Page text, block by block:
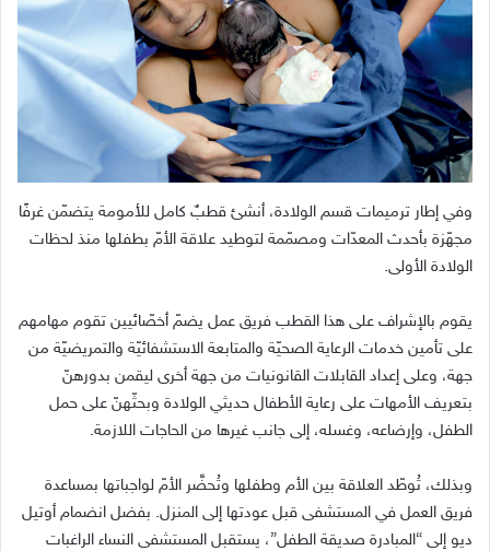
وفي إطار ترميمات قسم الولادة، أنشئ قطبٌ كامل للأمومة يتضمّن غرفًا
مجهّزة بأحدث المعدّات ومصمّمة لتوطيد علاقة الأمّ بطفلها منذ لحظات
الولادة الأولى.
يقوم بالإشراف على هذا القطب فريق عمل يضمّ أخصّائيين تقوم مهامهم
على تأمين خدمات الرعاية الصحيّة والمتابعة الاستشفائيّة والتمريضيّة من
جهة، وعلى إعداد القابلات القانونيات من جهة أخرى ليقمن بدورهنّ
بتعريف الأمهات على رعاية الأطفال حديثي الولادة وبحثّهنّ على حمل
الطفل، وإرضاعه، وغسله، إلى جانب غيرها من الحاجات اللازمة.
وبذلك، تُوطّد العلاقة بين الأم وطفلها وتُحضَّر الأمّ لواجباتها بمساعدة
فريق العمل في المستشفى قبل عودتها إلى المنزل. بفضل انضمام أوتيل
ديو إلى “المبادرة صديقة الطفل”، يستقبل المستشفى النساء الراغبات